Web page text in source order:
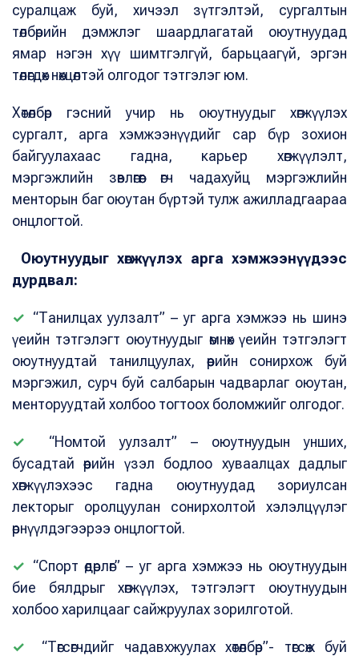
суралцаж буй, хичээл зүтгэлтэй, сургалтын
төлбөрийн дэмжлэг шаардлагатай оюутнуудад
ямар нэгэн хүү шимтгэлгүй, барьцаагүй, эргэн
төлөгдөх нөхцөлтэй олгодог тэтгэлэг юм.
Хөтөлбөр гэсний учир нь оюутнуудыг хөгжүүлэх
сургалт, арга хэмжээнүүдийг сар бүр зохион
байгуулахаас гадна, карьер хөгжүүлэлт,
мэргэжлийн зөвлөгөөг өгч чадахуйц мэргэжлийн
менторын баг оюутан бүртэй тулж ажилладгаараа
онцлогтой.
Оюутнуудыг хөгжүүлэх арга хэмжээнүүдээс
дурдвал:
✓ “Танилцах уулзалт” – уг арга хэмжээ нь шинэ
үеийн тэтгэлэгт оюутнуудыг өмнөх үеийн тэтгэлэгт
оюутнуудтай танилцуулах, өөрийн сонирхож буй
мэргэжил, сурч буй салбарын чадварлаг оюутан,
менторуудтай холбоо тогтоох боломжийг олгодог.
✓
“Номтой уулзалт” – оюутнуудын унших,
бусадтай өөрийн үзэл бодлоо хуваалцах дадлыг
хөгжүүлэхээс гадна оюутнуудад зориулсан
лекторыг оролцуулан сонирхолтой хэлэлцүүлэг
өрнүүлдэгээрээ онцлогтой.
✓ “Спорт өдөрлөг” – уг арга хэмжээ нь оюутнуудын
бие бялдрыг хөгжүүлэх, тэтгэлэгт оюутнуудын
холбоо харилцааг сайжруулах зорилготой.
✓
“Төгсөгчдийг чадавхжуулах хөтөлбөр”- төгсөж буй